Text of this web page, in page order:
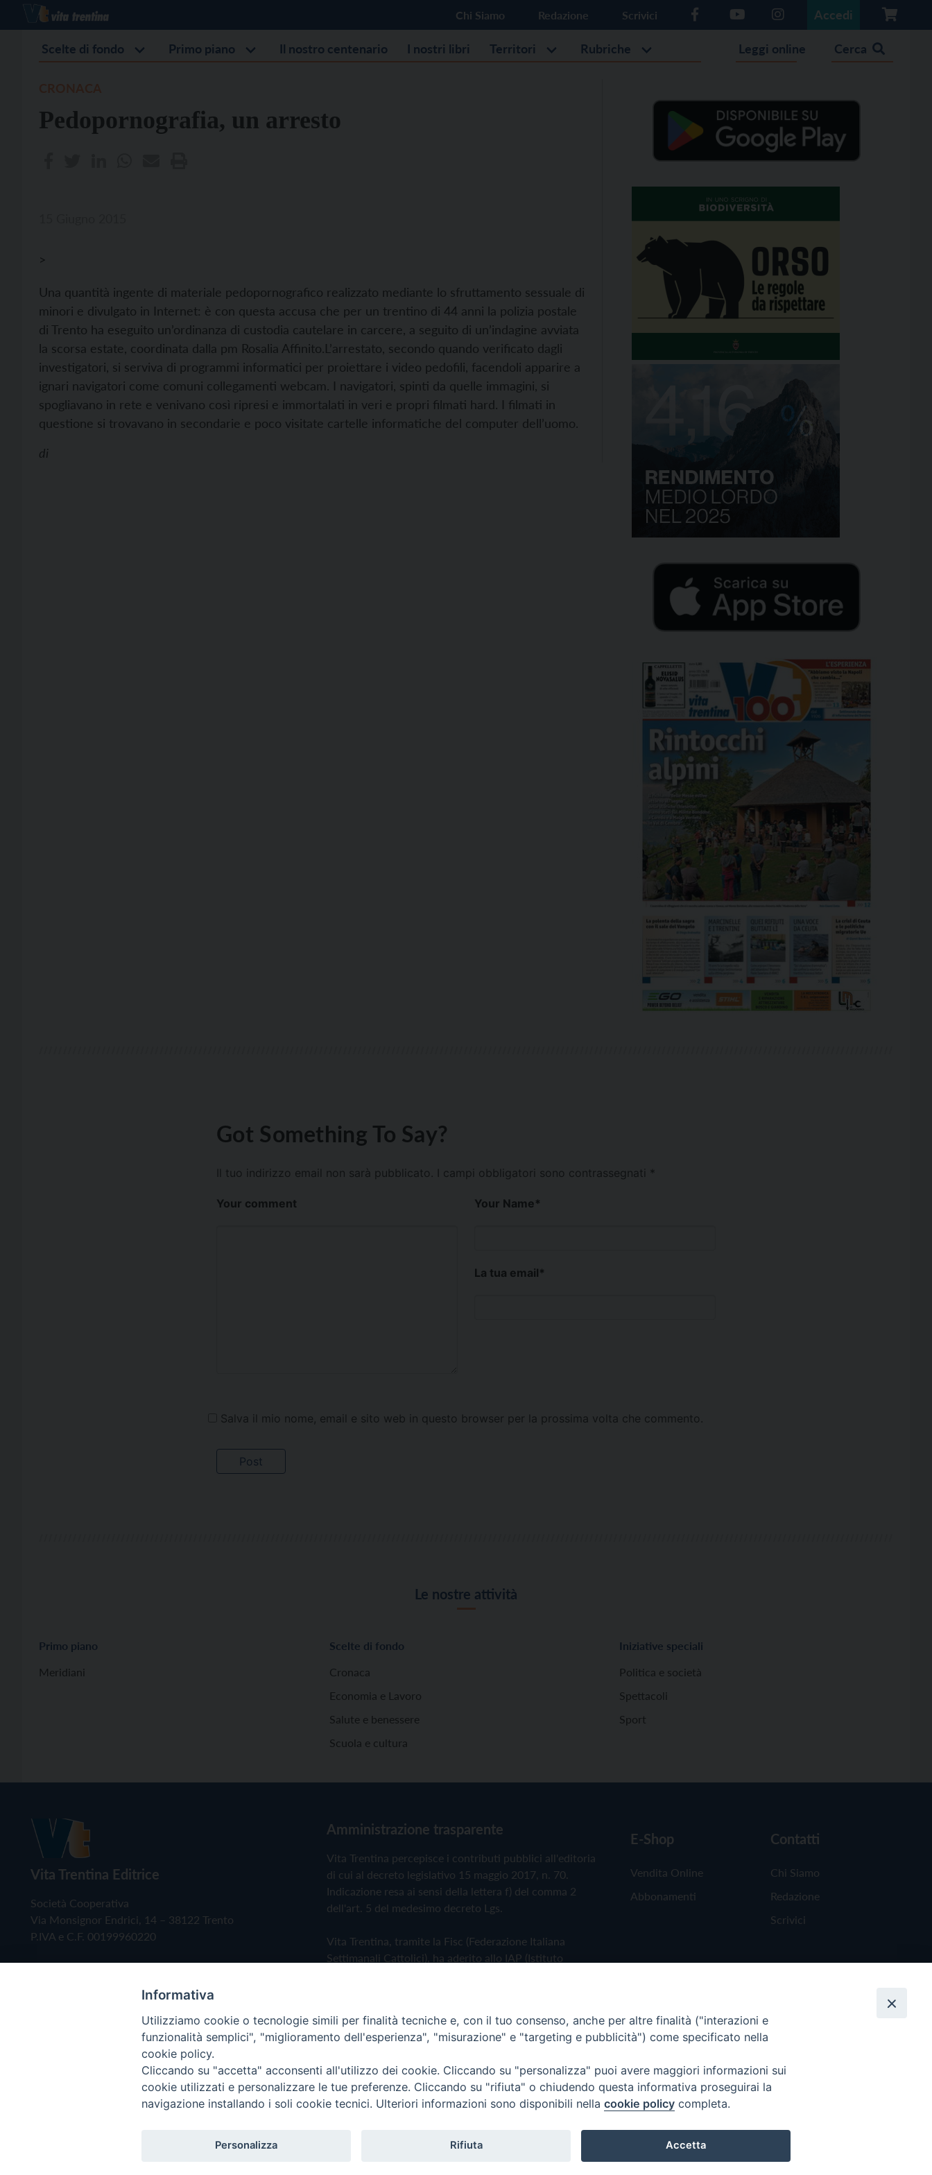
Chi Siamo Redazione Scrivici Accedi
Scelte di fondo Primo piano Il nostro centenario I nostri libri Territori Rubriche Leggi online Cerca
Pedopornografia, un arresto
>
Una quantità ingente di materiale pedopornografico realizzato mediante lo sfruttamento sessuale di
minori e divulgato in Internet: è con questa accusa che per un trentino di 44 anni la polizia postale
di Trento ha eseguito un’ordinanza di custodia cautelare in carcere, a seguito di un’indagine avviata
la scorsa estate, coordinata dalla pm Rosalia Affinito.L’arrestato, secondo quando verificato dagli
investigatori, si serviva di programmi informatici per proiettare i video pedofili, facendoli apparire a
ignari navigatori come comuni collegamenti webcam. I navigatori, spinti da quelle immagini, si
spogliavano in rete e venivano così ripresi e immortalati in veri e propri filmati hard. I filmati in
questione si trovavano in secondarie e poco visitate cartelle informatiche del computer dell’uomo.
di
Got Something To Say?
Il tuo indirizzo email non sarà pubblicato. I campi obbligatori sono contrassegnati *
Your comment Your Name*
La tua email*
Salva il mio nome, email e sito web in questo browser per la prossima volta che commento.
Le nostre attività
Primo piano
Meridiani
Scelte di fondo
Cronaca
Economia e Lavoro
Salute e benessere
Scuola e cultura
Iniziative speciali
Politica e società
Spettacoli
Sport
Vita Trentina Editrice
Società Cooperativa
Via Monsignor Endrici, 14 – 38122 Trento
P.IVA e C.F. 00199960220
Amministrazione trasparente
Vita Trentina percepisce i contributi pubblici all'editoria
di cui al decreto legislativo 15 maggio 2017, n. 70.
Indicazione resa ai sensi della lettera f) del comma 2
dell'art. 5 del medesimo decreto Lgs.
Vita Trentina, tramite la Fisc (Federazione Italiana
Settimanali Cattolici), ha aderito allo IAP (Istituto
Privacy Policy Cookie Policy
E-Shop
Vendita Online
Abbonamenti
Contatti
Chi Siamo
Redazione
Scrivici
Copyright © 2019 - Tutti i diritti riservati - Vita Trentina Editrice
Informativa
Utilizziamo cookie o tecnologie simili per finalità tecniche e, con il tuo consenso, anche per altre finalità ("interazioni e
funzionalità semplici", "miglioramento dell'esperienza", "misurazione" e "targeting e pubblicità") come specificato nella
cookie policy.
Cliccando su "accetta" acconsenti all'utilizzo dei cookie. Cliccando su "personalizza" puoi avere maggiori informazioni sui
cookie utilizzati e personalizzare le tue preferenze. Cliccando su "rifiuta" o chiudendo questa informativa proseguirai la
navigazione installando i soli cookie tecnici. Ulteriori informazioni sono disponibili nella cookie policy completa.
Personalizza Rifiuta Accetta